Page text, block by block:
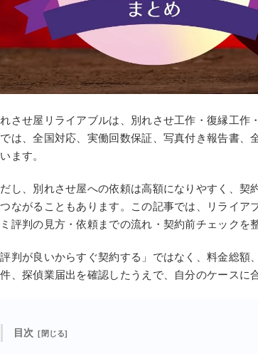
させ屋リライアブルは、別れさせ工作・復縁工作
では、全国対応、実働回数保証、写真付き報告書
ます。
し、別れさせ屋への依頼は高額になりやすく、契
ながることもあります。この記事では、リライア
評判の見方・依頼までの流れ・契約前チェックを
評判が良いからすぐ契約する」ではなく、料金総
、探偵業届出を確認したうえで、自分のケースに
目次